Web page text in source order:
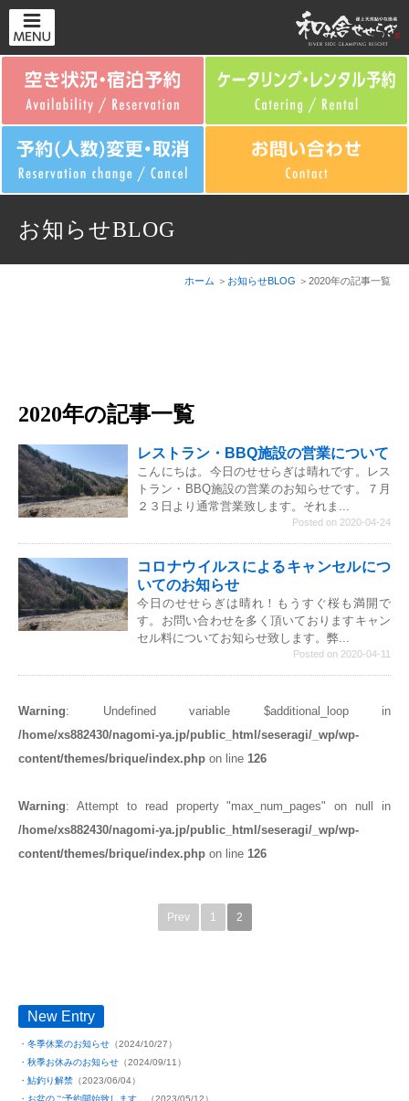
お知らせBLOG
ホーム お知らせBLOG 2020年の記事一覧
2020年の記事一覧
レストラン・BBQ施設の営業について
こんにちは。今日のせせらぎは晴れです。レス
トラン・BBQ施設の営業のお知らせです。７月
２３日より通常営業致します。それま...
Posted on 2020-04-24
コロナウイルスによるキャンセルにつ
いてのお知らせ
今日のせせらぎは晴れ！もうすぐ桜も満開で
す。お問い合わせを多く頂いておりますキャン
セル料についてお知らせ致します。弊...
Posted on 2020-04-11
Warning: Undefined variable $additional_loop in
/home/xs882430/nagomi-ya.jp/public_html/seseragi/_wp/wp-
content/themes/brique/index.php on line 126
Warning: Attempt to read property "max_num_pages" on null in
/home/xs882430/nagomi-ya.jp/public_html/seseragi/_wp/wp-
content/themes/brique/index.php on line 126
Prev 1 2
New Entry
冬季休業のお知らせ （2024/10/27）
秋季お休みのお知らせ （2024/09/11）
鮎釣り解禁 （2023/06/04）